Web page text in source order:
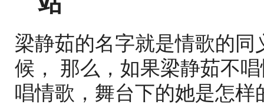
梁静茹的名字就是情歌的
候， 那么，如果梁静茹不
唱情歌，舞台下的她是怎